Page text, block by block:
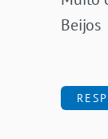
Beijos